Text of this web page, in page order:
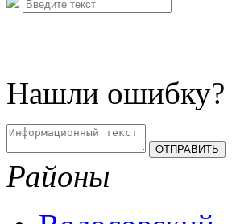
Нашли ошибку?
Районы